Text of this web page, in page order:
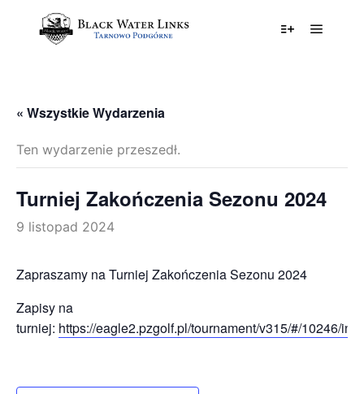
« Wszystkie Wydarzenia
Ten wydarzenie przeszedł.
Turniej Zakończenia Sezonu 2024
9 listopad 2024
Zapraszamy na Turniej Zakończenia Sezonu 2024
Zapisy na
turniej: https://eagle2.pzgolf.pl/tournament/v315/#/10246/info